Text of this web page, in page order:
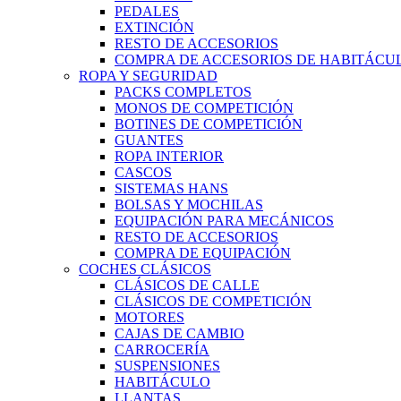
PEDALES
EXTINCIÓN
RESTO DE ACCESORIOS
COMPRA DE ACCESORIOS DE
ROPA Y SEGURIDAD
PACKS COMPLETOS
MONOS DE COMPETICIÓN
BOTINES DE COMPETICIÓN
GUANTES
ROPA INTERIOR
CASCOS
SISTEMAS HANS
BOLSAS Y MOCHILAS
EQUIPACIÓN PARA MECÁNICOS
RESTO DE ACCESORIOS
COMPRA DE EQUIPACIÓN
COCHES CLÁSICOS
CLÁSICOS DE CALLE
CLÁSICOS DE COMPETICIÓN
MOTORES
CAJAS DE CAMBIO
CARROCERÍA
SUSPENSIONES
HABITÁCULO
LLANTAS